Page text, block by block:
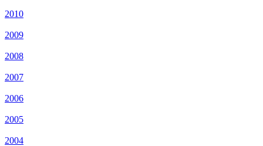
2010
2009
2008
2007
2006
2005
2004